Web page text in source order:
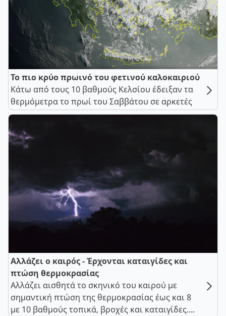
Το πιο κρύο πρωινό του φετινού καλοκαιριού
Κάτω από τους 10 βαθμούς Κελσίου έδειξαν τα
θερμόμετρα το πρωί του Σαββάτου σε αρκετές
Αλλάζει ο καιρός - Έρχονται καταιγίδες και
πτώση θερμοκρασίας
Αλλάζει αισθητά το σκηνικό του καιρού με
σημαντική πτώση της θερμοκρασίας έως και 8
με 10 βαθμούς τοπικά, βροχές και καταιγίδες....